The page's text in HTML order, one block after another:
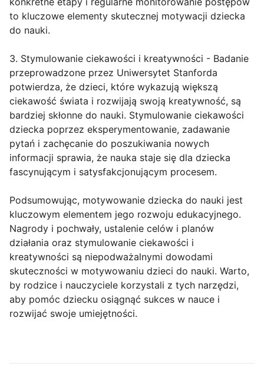
to kluczowe elementy skutecznej motywacji dziecka
do nauki.
3. Stymulowanie ciekawości i kreatywności - Badanie
przeprowadzone przez Uniwersytet Stanforda
potwierdza, że dzieci, które wykazują większą
ciekawość świata i rozwijają swoją kreatywność, są
bardziej skłonne do nauki. Stymulowanie ciekawości
dziecka poprzez eksperymentowanie, zadawanie
pytań i zachęcanie do poszukiwania nowych
informacji sprawia, że nauka staje się dla dziecka
fascynującym i satysfakcjonującym procesem.
Podsumowując, motywowanie dziecka do nauki jest
kluczowym elementem jego rozwoju edukacyjnego.
Nagrody i pochwały, ustalenie celów i planów
działania oraz stymulowanie ciekawości i
kreatywności są niepodważalnymi dowodami
skuteczności w motywowaniu dzieci do nauki. Warto,
by rodzice i nauczyciele korzystali z tych narzędzi,
aby pomóc dziecku osiągnąć sukces w nauce i
rozwijać swoje umiejętności.